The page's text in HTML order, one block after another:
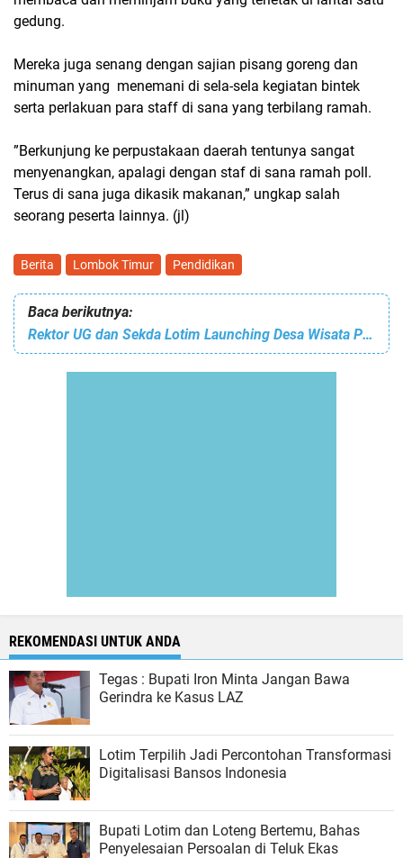
gedung.
Mereka juga senang dengan sajian pisang goreng dan
minuman yang menemani di sela-sela kegiatan bintek
serta perlakuan para staff di sana yang terbilang ramah.
”Berkunjung ke perpustakaan daerah tentunya sangat
menyenangkan, apalagi dengan staf di sana ramah poll.
Terus di sana juga dikasik makanan,” ungkap salah
seorang peserta lainnya. (jl)
Berita Lombok Timur Pendidikan
Baca berikutnya:
Rektor UG dan Sekda Lotim Launching Desa Wisata Pintarr
REKOMENDASI UNTUK ANDA
Tegas : Bupati Iron Minta Jangan Bawa
Gerindra ke Kasus LAZ
Lotim Terpilih Jadi Percontohan Transformasi
Digitalisasi Bansos Indonesia
Bupati Lotim dan Loteng Bertemu, Bahas
Penyelesaian Persoalan di Teluk Ekas